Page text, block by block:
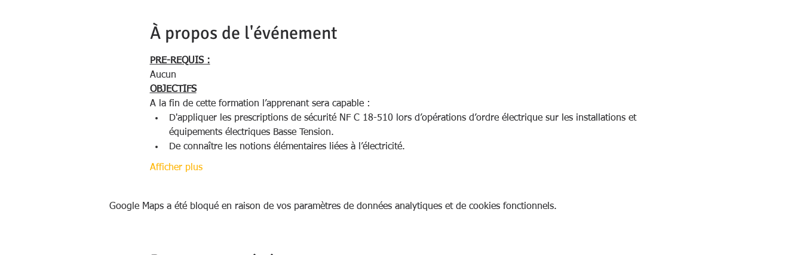
À propos de l'événement
PRE-REQUIS :
Aucun
OBJECTIFS
A la fin de cette formation l’apprenant sera capable :
D'appliquer les prescriptions de sécurité NF C 18-510 lors d’opérations d’ordre électrique sur les installations et
équipements électriques Basse Tension.
De connaître les notions élémentaires liées à l’électricité.
Afficher plus
Google Maps a été bloqué en raison de vos paramètres de données analytiques et de cookies fonctionnels.